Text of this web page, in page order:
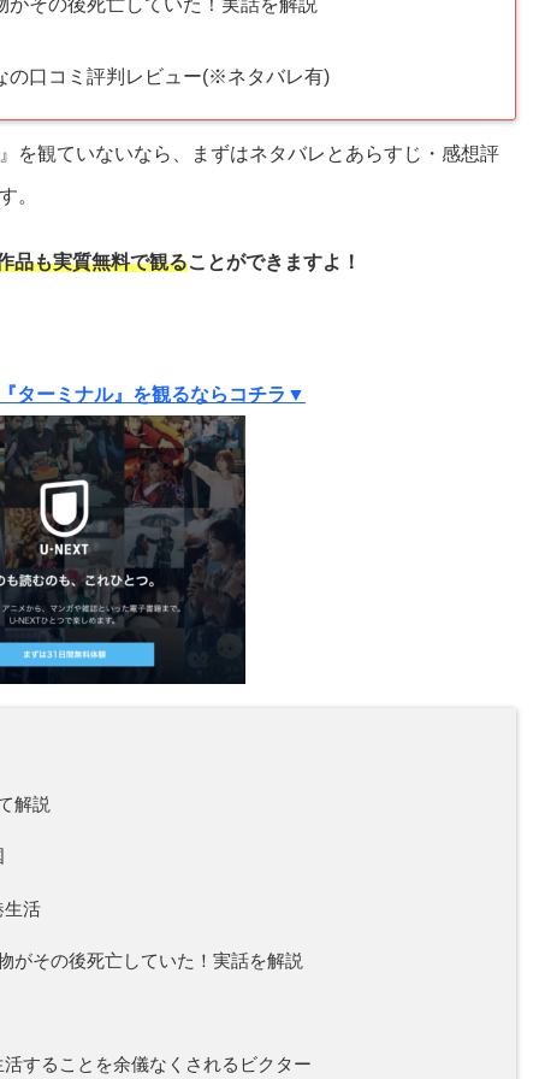
その後死亡していた！実話を解説
の口コミ評判レビュー(※ネタバレ有)
を観ていないなら、まずはネタバレとあらすじ・感想評
。
品も実質無料で観ることができますよ！
ターミナル』を観るならコチラ▼
解説
活
がその後死亡していた！実話を解説
することを余儀なくされるビクター